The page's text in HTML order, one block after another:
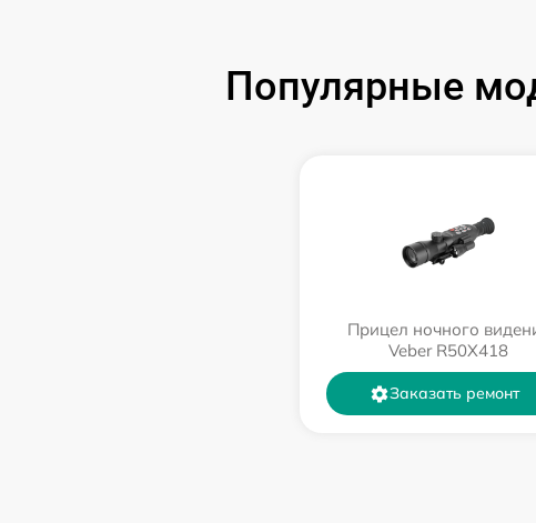
Популярные
Прицел ночного
Veber R50X418
Заказать ремонт